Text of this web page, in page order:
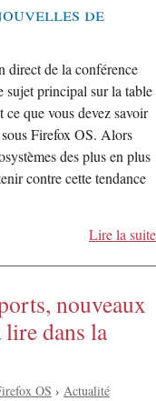
de
direct de la conférence
principal sur la table
que vous devez savoir
Firefox OS. Alors
des plus en plus
contre cette tendance
Lire la suite
nouveaux
lire dans la
OS › Actualité